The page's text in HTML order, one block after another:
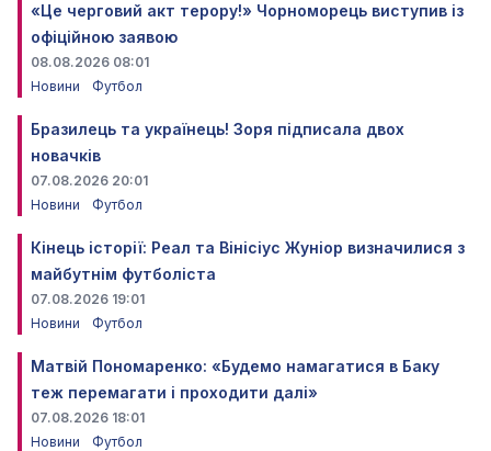
«Це черговий акт терору!» Чорноморець виступив із
офіційною заявою
08.08.2026 08:01
Новини
Футбол
Бразилець та українець! Зоря підписала двох
новачків
07.08.2026 20:01
Новини
Футбол
Кінець історії: Реал та Вінісіус Жуніор визначилися з
майбутнім футболіста
07.08.2026 19:01
Новини
Футбол
Матвій Пономаренко: «Будемо намагатися в Баку
теж перемагати і проходити далі»
07.08.2026 18:01
Новини
Футбол